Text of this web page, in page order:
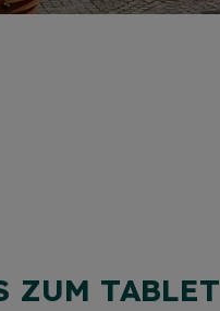
ZUM TABLET